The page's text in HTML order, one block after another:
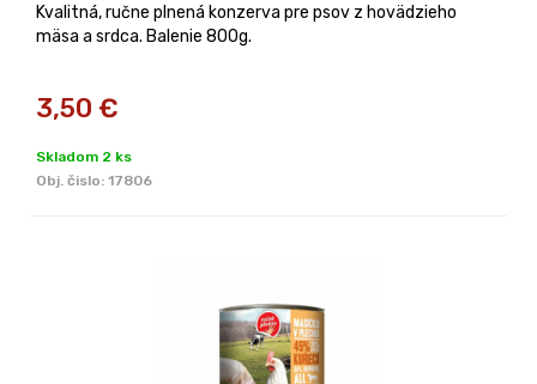
Kvalitná, ručne plnená konzerva pre psov z hovädzieho
mäsa a srdca. Balenie 800g.
3,50 €
Skladom 2 ks
Obj. čislo: 17806